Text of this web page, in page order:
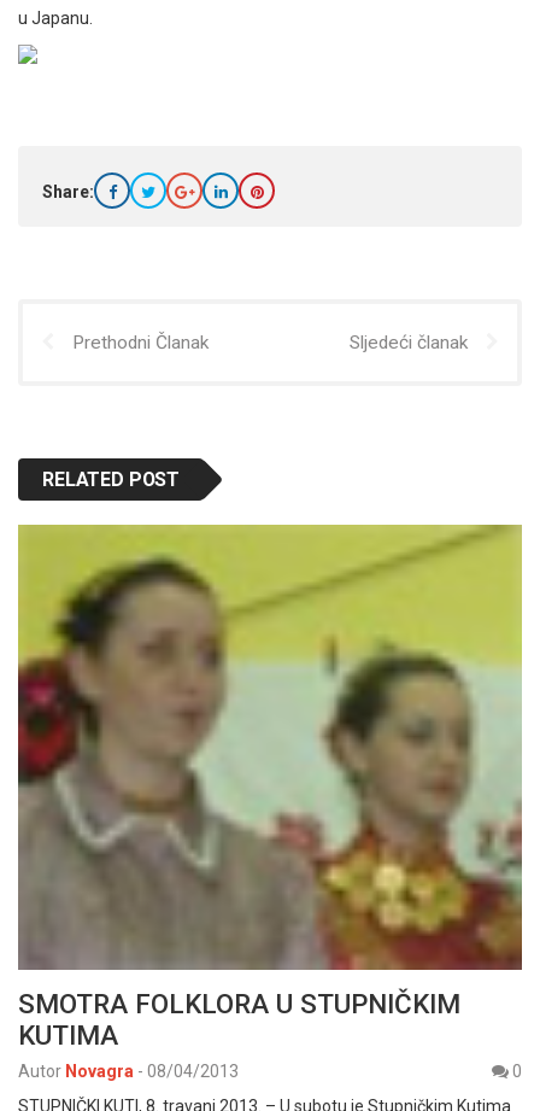
u Japanu.
Share:
Prethodni Članak Sljedeći članak
RELATED POST
SMOTRA FOLKLORA U STUPNIČKIM
KUTIMA
Autor Novagra - 08/04/2013
0
STUPNIČKI KUTI, 8. travanj 2013. – U subotu je Stupničkim Kutima